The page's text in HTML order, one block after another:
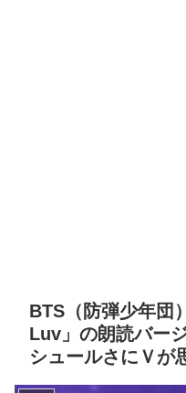
BTS（防弾少年団
Luv」の朗読バー
シュールさにＶが